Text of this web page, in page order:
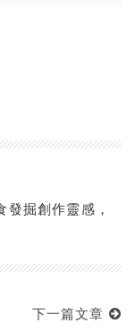
掘創作靈感，
下一篇文章